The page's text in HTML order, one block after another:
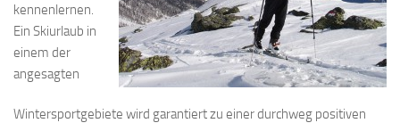
kennenlernen.
Ein Skiurlaub in
einem der
angesagten
Wintersportgebiete wird garantiert zu einer durchweg positiven